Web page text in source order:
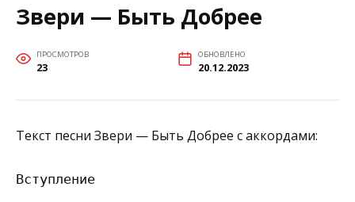
Звери — Быть Добрее
ПРОСМОТРОВ
23
ОБНОВЛЕНО
20.12.2023
Текст песни Звери — Быть Добрее с аккордами:
Вступление